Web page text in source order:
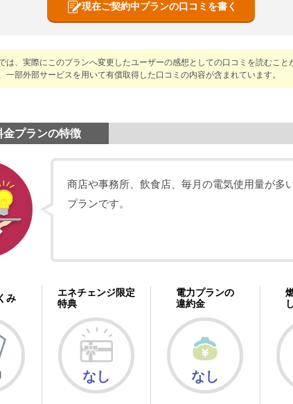
現在ご契約中プランの口コミを書く
は、実際にこのプランへ変更したユーザーの感想としての口コミを読むこと
一部外部サービスを用いて有償取得した口コミの内容が含まれています。
金プランの特徴
商店や事務所、飲食店、毎月の電気使用量が多
プランです。
み
エネチェンジ限定
特典
なし
電力プランの
違約金
なし